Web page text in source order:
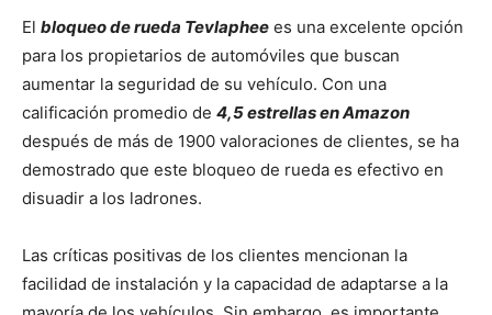
El bloqueo de rueda Tevlaphee es una excelente opción
para los propietarios de automóviles que buscan
aumentar la seguridad de su vehículo. Con una
calificación promedio de 4,5 estrellas en Amazon
después de más de 1900 valoraciones de clientes, se ha
demostrado que este bloqueo de rueda es efectivo en
disuadir a los ladrones.
Las críticas positivas de los clientes mencionan la
facilidad de instalación y la capacidad de adaptarse a la